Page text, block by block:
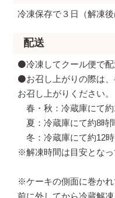
冷凍保存で３日（解凍後
配送
⚫️冷凍してクール便で
⚫️お召し上がりの際は
お召し上がりください。
春・秋：冷蔵庫にて約
夏：冷蔵庫にて約8時
冬：冷蔵庫にて約12
※解凍時間は目安とな
※ケーキの側面に巻か
前に外してから冷蔵解